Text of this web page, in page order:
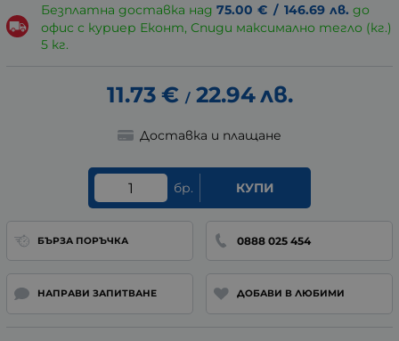
Безплатна доставка над 75.00 € / 146.69 лв. до
офис с куриер Еконт, Спиди максимално тегло (кг.)
5 кг.
11.73 € / 22.94лв.
Доставка и плащане
бр. КУПИ
БЪРЗА ПОРЪЧКА 0888 025 454
НАПРАВИ ЗАПИТВАНЕ ДОБАВИ В ЛЮБИМИ